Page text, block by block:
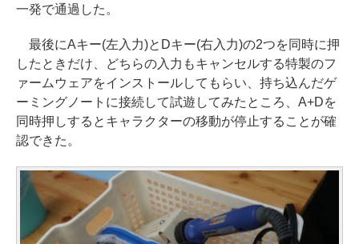
一発で通過した。
最後にAキー(左入力)とDキー(右入力)の2つを同時に押
したときだけ、どちらの入力もキャンセルする特製のフ
ァームウェアをインストールしてもらい、持ち込んだゲ
ーミングノートに接続して試遊してみたところ、A+Dを
同時押しするとキャラクターの移動が停止することが確
認できた。